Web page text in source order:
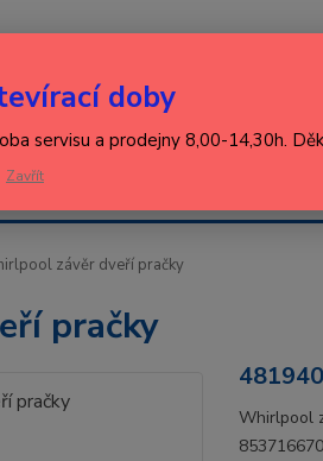
Hledat
závěr dveří pračky
pračky
Whirlpool
doby
servisu a prodejny 8,00-14,30h.
Zavřít